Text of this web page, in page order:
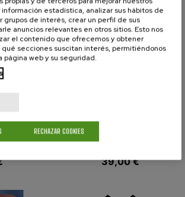
Camiseta CULTURE
Precio
39,00 €
información estadística, analizar sus hábitos de
grupos de interés, crear un perfil de sus
anuncios relevantes en otros sitios. Esto nos
el contenido que ofrecemos y obtener
qué secciones suscitan interés, permitiéndonos
página web y su seguridad.
RECHAZAR COOKIES